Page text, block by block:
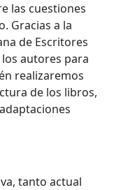
las cuestiones
Gracias a la
de Escritores
autores para
realizaremos
de los libros,
tanto actual